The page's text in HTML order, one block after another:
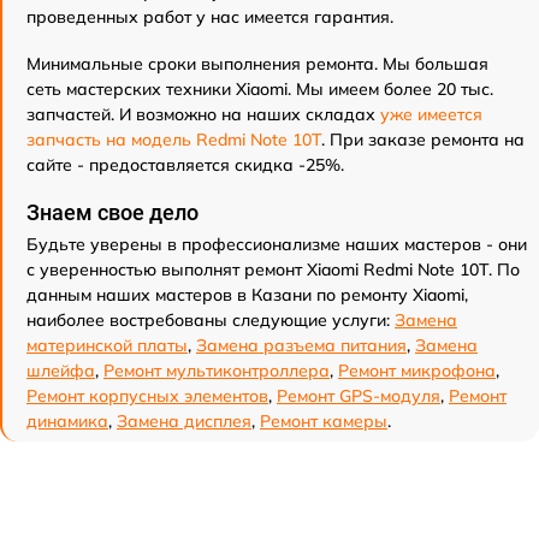
проведенных работ у нас имеется гарантия.
Минимальные сроки выполнения ремонта. Мы большая
сеть мастерских техники Xiaomi. Мы имеем более 20 тыс.
запчастей. И возможно на наших складах уже имеется
запчасть на модель Redmi Note 10T. При заказе ремонта на
сайте - предоставляется скидка -25%.
Знаем свое дело
Будьте уверены в профессионализме наших мастеров - они
с уверенностью выполнят ремонт Xiaomi Redmi Note 10T. По
данным наших мастеров в Казани по ремонту Xiaomi,
наиболее востребованы следующие услуги: Замена
материнской платы, Замена разъема питания, Замена
шлейфа, Ремонт мультиконтроллера, Ремонт микрофона,
Ремонт корпусных элементов, Ремонт GPS-модуля, Ремонт
динамика, Замена дисплея, Ремонт камеры.